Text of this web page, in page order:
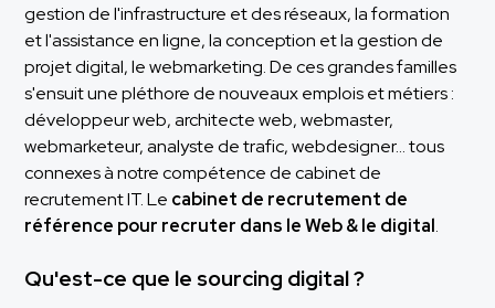
gestion de l'infrastructure et des réseaux, la formation
et l'assistance en ligne, la conception et la gestion de
projet digital, le webmarketing. De ces grandes familles
s'ensuit une pléthore de nouveaux emplois et métiers :
développeur web, architecte web, webmaster,
webmarketeur, analyste de trafic, webdesigner… tous
connexes à notre compétence de cabinet de
recrutement IT. Le cabinet de recrutement de
référence pour recruter dans le Web & le digital.
Qu'est-ce que le sourcing digital ?